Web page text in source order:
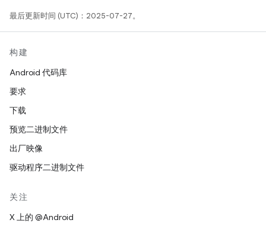
最后更新时间 (UTC)：2025-07-27。
构建
Android 代码库
要求
下载
预览二进制文件
出厂映像
驱动程序二进制文件
关注
X 上的 @Android